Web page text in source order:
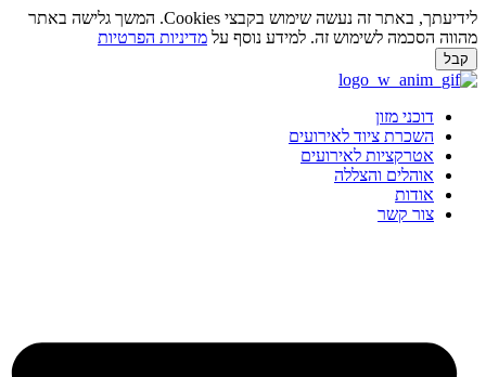
לידיעתך, באתר זה נעשה שימוש בקבצי Cookies. המשך גלישה באתר
הסכמה לשימוש זה. למידע נוסף עלמדיניות הפרטיות
קבל
דוכני מזון
השכרת ציוד לאירועים
אטרקציות לאירועים
אוהלים והצללה
אודות
צור קשר